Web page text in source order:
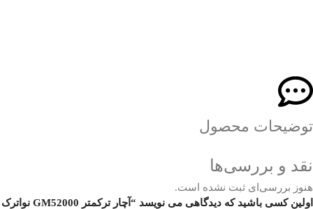
توضیحات محصول
نقد و بررسی‌ها
هنوز بررسی‌ای ثبت نشده است.
اولین کسی باشید که دیدگاهی می نویسد “آچار ترکمتر GM52000 نواترک